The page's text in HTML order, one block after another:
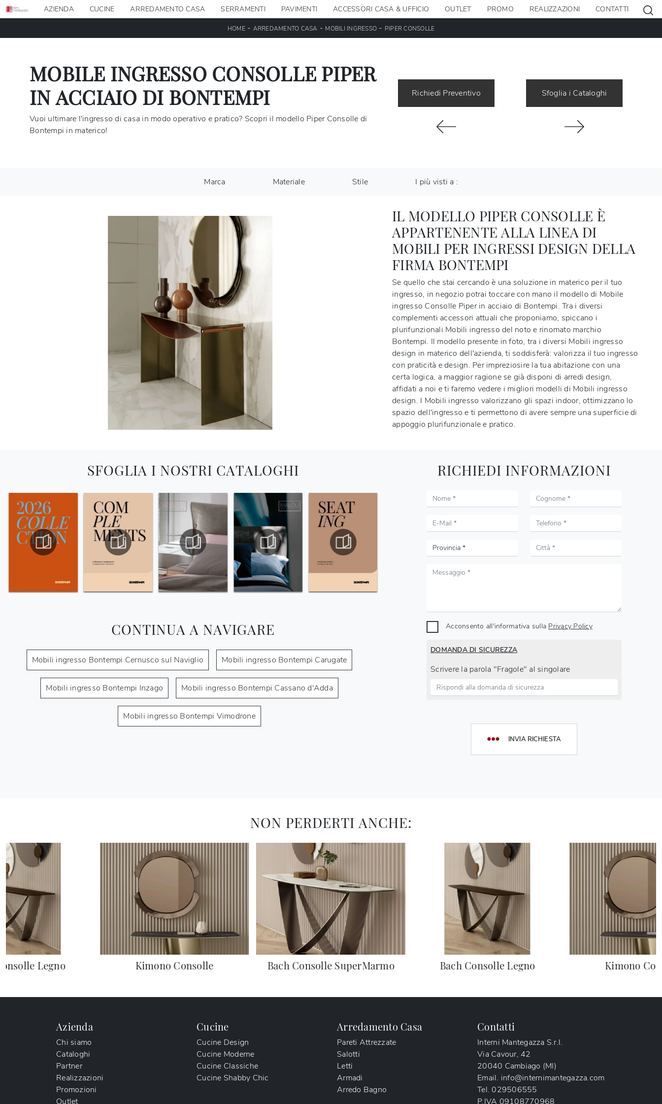
AZIENDA CUCINE ARREDAMENTO CASA SERRAMENTI PAVIMENTI ACCESSORI CASA & UFFICIO OUTLET PROMO REALIZZAZIONI CONTATTI
HOME- ARREDAMENTO CASA - MOBILI INGRESSO - PIPER CONSOLLE
MOBILE INGRESSO CONSOLLE PIPER
IN ACCIAIO DI BONTEMPI
Vuoi ultimare l'ingresso di casa in modo operativo e pratico? Scopri il modello Piper Consolle di
Bontempi in materico!
Richiedi Preventivo Sfoglia i Cataloghi
Marca Materiale Stile I più visti a :
IL MODELLO PIPER CONSOLLE È
APPARTENENTE ALLA LINEA DI
MOBILI PER INGRESSI DESIGN DELLA
FIRMA BONTEMPI
Se quello che stai cercando è una soluzione in materico per il tuo
ingresso, in negozio potrai toccare con mano il modello di Mobile
ingresso Consolle Piper in acciaio di Bontempi. Tra i diversi
complementi accessori attuali che proponiamo, spiccano i
plurifunzionali Mobili ingresso del noto e rinomato marchio
Bontempi. Il modello presente in foto, tra i diversi Mobili ingresso
design in materico dell'azienda, ti soddisferà: valorizza il tuo ingresso
con praticità e design. Per impreziosire la tua abitazione con una
certa logica, a maggior ragione se già disponi di arredi design,
affidati a noi e ti faremo vedere i migliori modelli di Mobili ingresso
design. I Mobili ingresso valorizzano gli spazi indoor, ottimizzano lo
spazio dell'ingresso e ti permettono di avere sempre una superficie di
appoggio plurifunzionale e pratico.
SFOGLIA I NOSTRI CATALOGHI
CONTINUA A NAVIGARE
Mobili ingresso Bontempi Cernusco sul Naviglio Mobili ingresso Bontempi Carugate
Mobili ingresso Bontempi Inzago Mobili ingresso Bontempi Cassano d'Adda
Mobili ingresso Bontempi Vimodrone
RICHIEDI INFORMAZIONI
Acconsento all'informativa sulla Privacy Policy
DOMANDA DI SICUREZZA
Scrivere la parola "Fragole" al singolare
INVIA RICHIESTA
NON PERDERTI ANCHE:
Legno Kimono Consolle Bach Consolle SuperMarmo Bach Consolle Legno Kimono
Azienda
Chi siamo
Cataloghi
Partner
Realizzazioni
Promozioni
Outlet
Cucine
Cucine Design
Cucine Moderne
Cucine Classiche
Cucine Shabby Chic
Arredamento Casa
Pareti Attrezzate
Salotti
Letti
Armadi
Arredo Bagno
Contatti
Interni Mantegazza S.r.l.
Via Cavour, 42
20040 Cambiago (MI)
Email. info@internimantegazza.com
Tel. 029506555
P.IVA 09108770968